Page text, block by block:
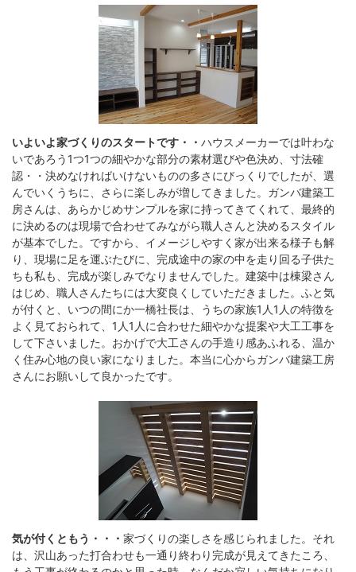
いよいよ家づくりのスタートです・・ ハウスメーカーでは叶わな
いであろう1つ1つの細やかな部分の素材選びや色決め、寸法確
認・・決めなければいけないものの多さにびっくりでしたが、選
んでいくうちに、さらに楽しみが増してきました。ガンバ建築工
房さんは、あらかじめサンプルを家に持ってきてくれて、最終的
に決めるのは現場で合わせてみながら職人さんと決めるスタイル
が基本でした。ですから、イメージしやすく家が出来る様子も解
り、現場に足を運ぶたびに、完成途中の家の中を走り回る子供た
ちも私も、完成が楽しみでなりませんでした。建築中は棟梁さん
はじめ、職人さんたちには大変良くしていただきました。ふと気
が付くと、いつの間にか一橋社長は、うちの家族1人1人の特徴を
よく見ておられて、1人1人に合わせた細やかな提案や大工工事を
して下さいました。おかげで大工さんの手造り感あふれる、温か
く住み心地の良い家になりました。本当に心からガンバ建築工房
さんにお願いして良かったです。
気が付くともう・・・ 家づくりの楽しさを感じられました。それ
は、沢山あった打合わせも一通り終わり完成が見えてきたころ、